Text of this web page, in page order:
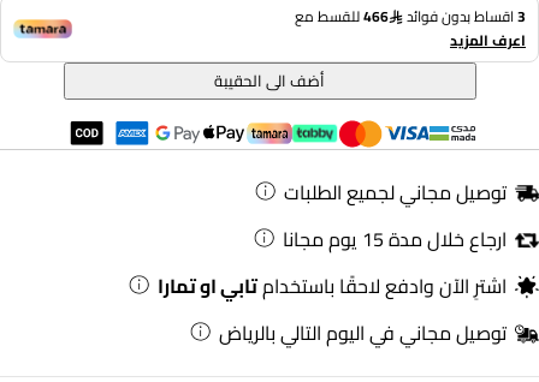
3اقساط بدون فوائد 466للقسط مع
اعرف المزيد
أضف الى الحقيبة
توصيل مجاني لجميع الطلبات
ارجاع خلال مدة 15 يوم مجانا
اشترِ الآن وادفع لاحقًا باستخدامتابي او تمارا
توصيل مجاني في اليوم التالي بالرياض